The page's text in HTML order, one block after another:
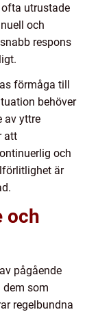
utrustade
och
respons
förmåga till
behöver
av yttre
att
och
är
och
pågående
som
regelbundna